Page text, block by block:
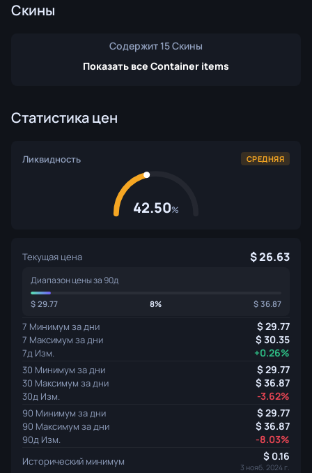
Скины
Содержит 15 Скины
Показать все Container items
Статистика цен
Ликвидность СРЕДНЯЯ
42.50%
Текущая цена 26.63
Диапазон цены за 90д
29.77 8% 36.87
7 Минимум за дни 29.77
7 Максимум за дни 30.35
7д Изм. +0.26%
30 Минимум за дни 29.77
30 Максимум за дни 36.87
30д Изм. -3.62%
90 Минимум за дни 29.77
90 Максимум за дни 36.87
90д Изм. -8.03%
Исторический минимум 0.16
3 нояб. 2024 г.